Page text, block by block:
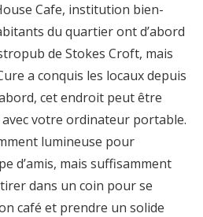
Cafe, institution bien-
du quartier ont d’abord
de Stokes Croft, mais
a conquis les locaux depuis
cet endroit peut être
votre ordinateur portable.
lumineuse pour
d’amis, mais suffisamment
dans un coin pour se
café et prendre un solide